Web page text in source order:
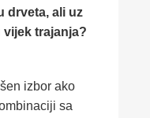
drveta, ali uz
trajanja?
izbor ako
sa